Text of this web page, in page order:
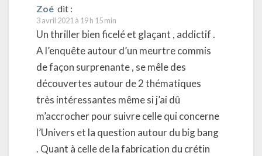
Zoé dit :
3 avril 2021 à 19 h 15 min
Un thriller bien ficelé et glaçant , addictif .
A l’enquête autour d’un meurtre commis
de façon surprenante , se mêle des
découvertes autour de 2 thématiques
très intéressantes même si j’ai dû
m’accrocher pour suivre celle qui concerne
l’Univers et la question autour du big bang
. Quant à celle de la fabrication du crétin